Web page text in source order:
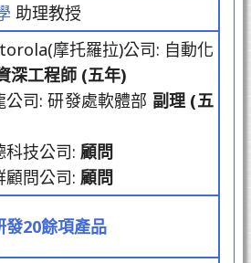
助理教授
摩托羅拉)公司: 自動化
深工程師 (五年)
公司: 研發處軟體部 副理 (五
科技公司: 顧問
顧問公司: 顧問
發20餘項產品